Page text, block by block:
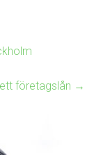
företagslån →